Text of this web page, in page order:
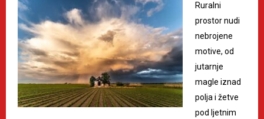
Ruralni
prostor nudi
nebrojene
motive, od
jutarnje
magle iznad
polja i žetve
pod ljetnim